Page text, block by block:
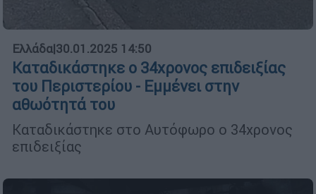
Ελλάδα|30.01.2025 14:50
Καταδικάστηκε ο 34χρονος επιδειξίας
του Περιστερίου - Εμμένει στην
αθωότητά του
Καταδικάστηκε στο Αυτόφωρο ο 34χρονος
επιδειξίας